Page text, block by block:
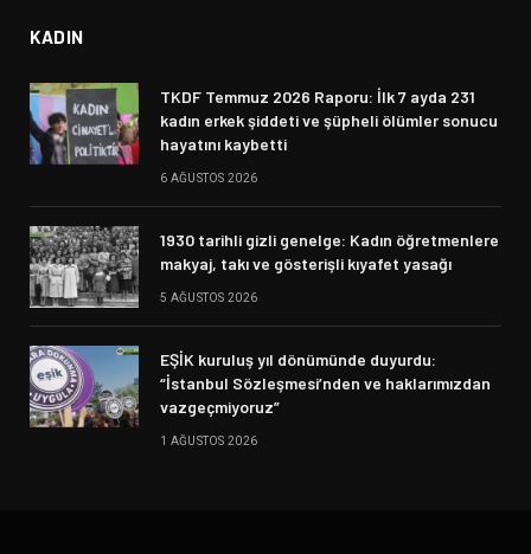
KADIN
TKDF Temmuz 2026 Raporu: İlk 7 ayda 231
kadın erkek şiddeti ve şüpheli ölümler sonucu
hayatını kaybetti
6 AĞUSTOS 2026
1930 tarihli gizli genelge: Kadın öğretmenlere
makyaj, takı ve gösterişli kıyafet yasağı
5 AĞUSTOS 2026
EŞİK kuruluş yıl dönümünde duyurdu:
“İstanbul Sözleşmesi’nden ve haklarımızdan
vazgeçmiyoruz”
1 AĞUSTOS 2026